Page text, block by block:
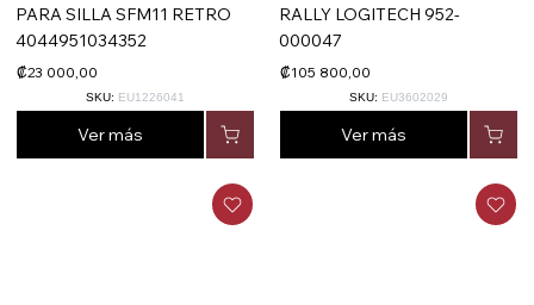
PARA SILLA SFM11 RETRO
4044951034352
₡23 000,00
Ver más
SKU: EU1226041
RALLY LOGITECH 952-
000047
₡105 800,00
Ver más
SKU: EU3602029